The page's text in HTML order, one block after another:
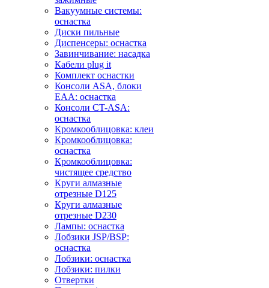
Вакуумные системы:
оснастка
Диски пильные
Диспенсеры: оснастка
Завинчивание: насадка
Кабели plug it
Комплект оснастки
Консоли ASA, блоки
EAA: оснастка
Консоли CT-ASA:
оснастка
Кромкооблицовка: клеи
Кромкооблицовка:
оснастка
Кромкооблицовка:
чистящее средство
Круги алмазные
отрезные D125
Круги алмазные
отрезные D230
Лампы: оснастка
Лобзики JSP/BSP:
оснастка
Лобзики: оснастка
Лобзики: пилки
Отвертки